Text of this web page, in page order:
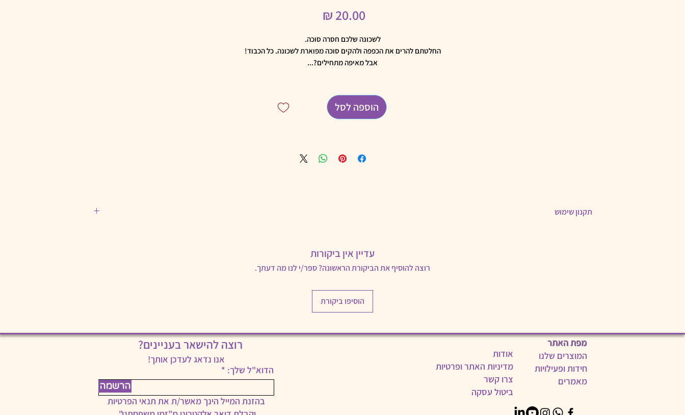
לשכונה שלכם חסרה סוכה.
החלטתם להרים את הכפפה ולהקים סוכה מפוארת לשכונה. כל הכבוד!
אבל מאיפה מתחילים?...
ובהלכות של חג הסוכות!
חוויה מיוחדת ומהנה לכל המשפחה עם ערך אמיתי!
הוספה לסל
תקנון שימוש
עדיין אין ביקורות
רוצה להוסיף את הביקורת הראשונה? ספר/י לנו מה דעתך.
הוסיפו ביקורת
רוצה להישאר בעניינים?
אנו נדאג לעדכן אותך!
הדוא"ל שלך:
הרשמה
בהזנת המייל הינך מאשר/ת את תנאי הפרטיות
מפת האתר
המוצרים שלנו
חידות ופעילויות
מאמרים
אודות
מדיניות האתר ופרטיות
צרו קשר
ביטול עסקה